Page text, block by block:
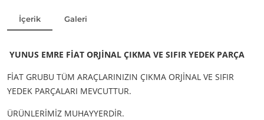
İçerik Galeri
YUNUS EMRE FİAT ORJİNAL ÇIKMA VE SIFIR YEDEK PARÇA
FİAT GRUBU TÜM ARAÇLARINIZIN ÇIKMA ORJİNAL VE SIFIR
YEDEK PARÇALARI MEVCUTTUR.
ÜRÜNLERİMİZ MUHAYYERDİR.